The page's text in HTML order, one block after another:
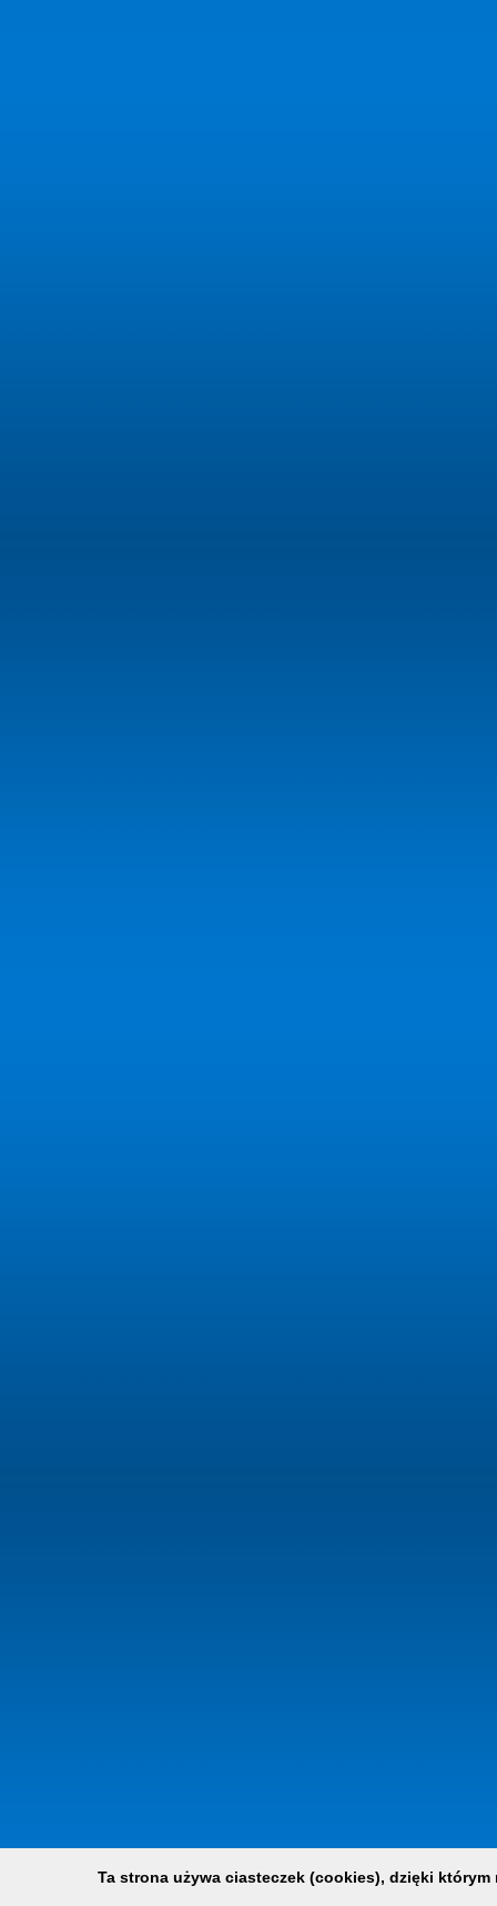
Ta strona używa ciasteczek (cookies), dzięki którym